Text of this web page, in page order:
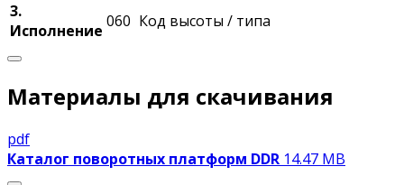
3.
Исполнение 060 Код высоты / типа
Материалы для скачивания
pdf
Каталог поворотных платформ DDR 14.47 MB